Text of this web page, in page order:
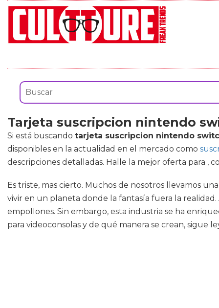
Tarjeta suscripcion nintendo
Si está buscando tarjeta suscripcion nintendo
disponibles en la actualidad en el mercado como
descripciones detalladas. Halle la mejor oferta para ,
Es triste, mas cierto. Muchos de nosotros llevamos
vivir en un planeta donde la fantasía fuera la
empollones. Sin embargo, esta industria se ha
para videoconsolas y de qué manera se crean, sigue